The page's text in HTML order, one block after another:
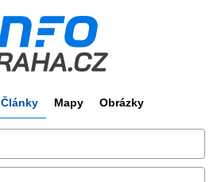
Články Mapy Obrázky